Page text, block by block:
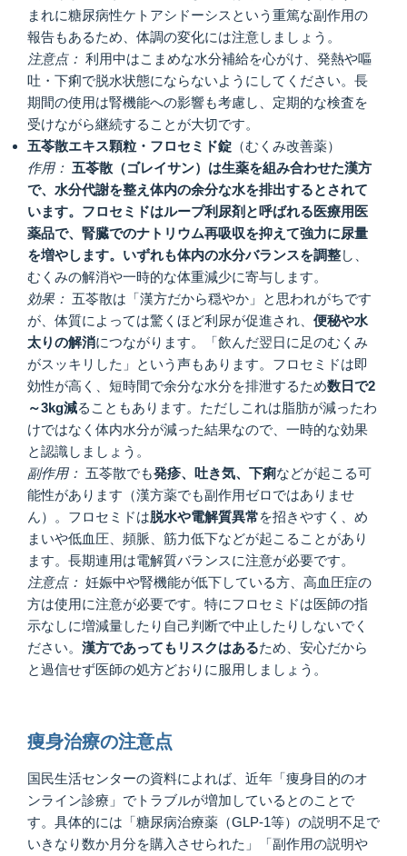
まれに糖尿病性ケトアシドーシスという重篤な副作用の
報告もあるため、体調の変化には注意しましょう。
注意点： 利用中はこまめな水分補給を心がけ、発熱や嘔
吐・下痢で脱水状態にならないようにしてください。長
期間の使用は腎機能への影響も考慮し、定期的な検査を
受けながら継続することが大切です。
五苓散エキス顆粒・フロセミド錠 （むくみ改善薬）
作用： 五苓散（ゴレイサン）は生薬を組み合わせた漢方
で、水分代謝を整え体内の余分な水を排出するとされて
います。フロセミドはループ利尿剤と呼ばれる医療用医
薬品で、腎臓でのナトリウム再吸収を抑えて強力に尿量
を増やします。いずれも体内の水分バランスを調整し、
むくみの解消や一時的な体重減少に寄与します。
効果： 五苓散は「漢方だから穏やか」と思われがちです
が、体質によっては驚くほど利尿が促進され、 便秘や水
太りの解消につながります。「飲んだ翌日に足のむくみ
がスッキリした」という声もあります。フロセミドは即
効性が高く、短時間で余分な水分を排泄するため数日で2
～3kg減ることもあります。ただしこれは脂肪が減ったわ
けではなく体内水分が減った結果なので、一時的な効果
と認識しましょう。
副作用： 五苓散でも発疹、吐き気、下痢などが起こる可
能性があります（漢方薬でも副作用ゼロではありませ
ん）。フロセミドは脱水や電解質異常を招きやすく、め
まいや低血圧、頻脈、筋力低下などが起こることがあり
ます。長期連用は電解質バランスに注意が必要です。
注意点： 妊娠中や腎機能が低下している方、高血圧症の
方は使用に注意が必要です。特にフロセミドは医師の指
示なしに増減量したり自己判断で中止したりしないでく
ださい。 漢方であってもリスクはあるため、安心だから
と過信せず医師の処方どおりに服用しましょう。
痩身治療の注意点
国民生活センターの資料によれば、近年「痩身目的のオ
ンライン診療」でトラブルが増加しているとのことで
す。具体的には「糖尿病治療薬（GLP-1等）の説明不足で
いきなり数か月分を購入させられた」「副作用の説明や